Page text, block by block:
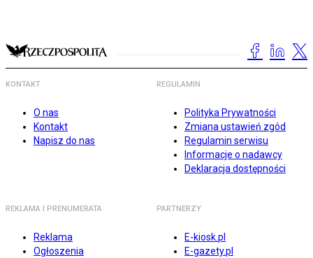
KONTAKT
O nas
Kontakt
Napisz do nas
REGULAMIN
Polityka Prywatności
Zmiana ustawień zgód
Regulamin serwisu
Informacje o nadawcy
Deklaracja dostępności
REKLAMA I PRENUMERATA
Reklama
Ogłoszenia
PARTNERZY
E-kiosk.pl
E-gazety.pl